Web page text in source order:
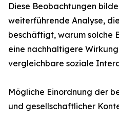
Diese Beobachtungen
weiterführende Analyse,
beschäftigt, warum solche
eine nachhaltigere
vergleichbare soziale
Mögliche Einordnung der
und gesellschaftlicher